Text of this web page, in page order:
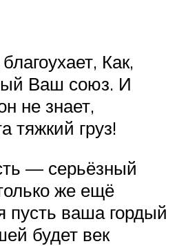
Как,
Ваш союз. И
не знает,
тяжкий груз!
— серьёзный
же ещё
пусть ваша гордый
будет век